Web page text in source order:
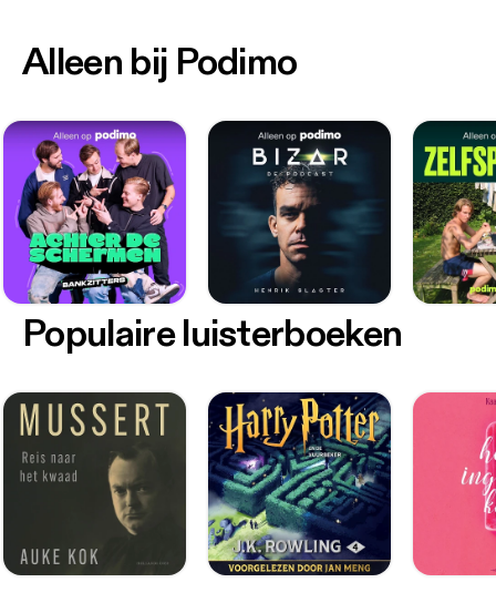
Alleen bij Podimo
Populaire luisterboeken